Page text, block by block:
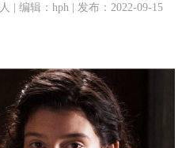
人 | 编辑：hph | 发布：2022-09-15